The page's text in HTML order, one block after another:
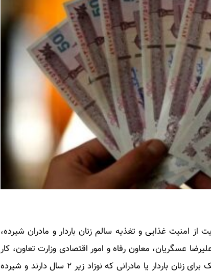
امنیت غذایی و تغذیه سالم زنان باردار و مادران شیرده،
عسگریان، معاون رفاه و امور اقتصادی وزارت تعاون، کار
و رفاه اجتماعی گفته است: در قالب طرح کالابرگ الکترونیک برای زنان باردار یا مادرانی که نوزاد زیر ۲ سال دارند و شیرده